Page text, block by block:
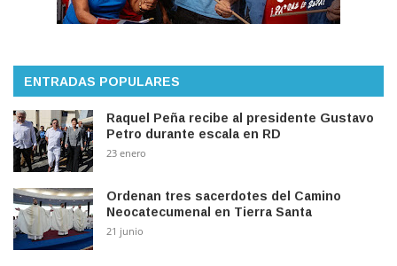
ENTRADAS POPULARES
Raquel Peña recibe al presidente Gustavo
Petro durante escala en RD
23 enero
Ordenan tres sacerdotes del Camino
Neocatecumenal en Tierra Santa
21 junio